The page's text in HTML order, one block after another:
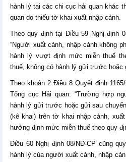
hành lý tại các chi cục hải quan khác
quan do thiếu tờ khai xuất nhập cảnh.
Theo quy định tại Điều 59 Nghị định
“Người xuất cảnh, nhập cảnh không
hành lý vượt định mức miễn thuế
thuế, không có hành lý gửi trước hoặc
Theo khoản 2 Điều 8 Quyết định
Tổng cục Hải quan: “Trường hợp
hành lý gửi trước hoặc gửi sau
(kê khai) trên tờ khai nhập cảnh,
hưởng định mức miễn thuế theo quy
Điều 60 Nghị định 08/NĐ-CP cũng
hành lý của người xuất cảnh, nhập